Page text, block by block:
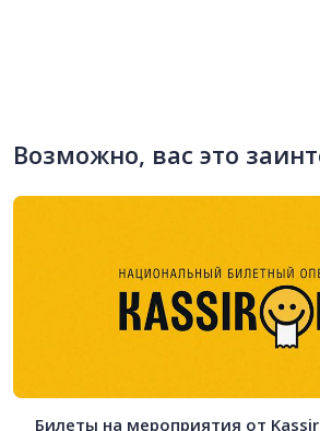
Возможно, вас это
Билеты на мероприятия от